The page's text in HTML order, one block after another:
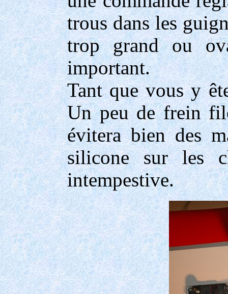
trous dans les
trop grand ou
important.
Tant que vous y
Un peu de frein
évitera bien des
silicone sur les
intempestive.